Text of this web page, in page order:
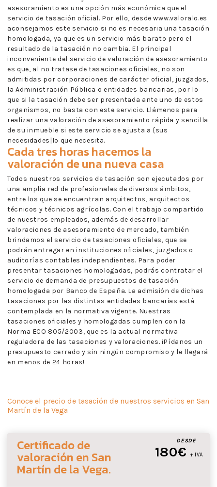
asesoramiento es una opción más económica que el
servicio de tasación oficial. Por ello, desde www.valoralo.es
aconsejamos este servicio si no es necesaria una tasación
homologada, ya que es un servicio más barato pero el
resultado de la tasación no cambia. El principal
inconveniente del servicio de valoración de asesoramiento
es que, al no tratase de tasaciones oficiales, no son
admitidas por corporaciones de carácter oficial, juzgados,
la Administración Pública o entidades bancarias, por lo
que si la tasación debe ser presentada ante uno de estos
organismos, no basta con este servicio. Llámenos para
realizar una valoración de asesoramiento rápida y sencilla
de su inmueble si este servicio se ajusta a {sus
necesidades|lo que necesita.
Cada tres horas hacemos la
valoración de una nueva casa
Todos nuestros servicios de tasación son ejecutados por
una amplia red de profesionales de diversos ámbitos,
entre los que se encuentran arquitectos, arquitectos
técnicos y técnicos agrícolas. Con el trabajo compartido
de nuestros empleados, además de desarrollar
valoraciones de asesoramiento de mercado, también
brindamos el servicio de tasaciones oficiales, que se
podrán entregar en instituciones oficiales, juzgados o
auditorías contables independientes. Para poder
presentar tasaciones homologadas, podrás contratar el
servicio de demanda de presupuestos de tasación
homologada por Banco de España. La admisión de dichas
tasaciones por las distintas entidades bancarias está
contemplada en la normativa vigente. Nuestras
tasaciones oficiales y homologadas cumplen con la
Norma ECO 805/2003, que es la actual normativa
reguladora de las tasaciones y valoraciones. ¡Pídanos un
presupuesto cerrado y sin ningún compromiso y le llegará
en menos de 24 horas!
Conoce el precio de tasación de nuestros servicios en San
Martín de la Vega
DESDE
180€ + IVA
Certificado de
valoración en San
Martín de la Vega.